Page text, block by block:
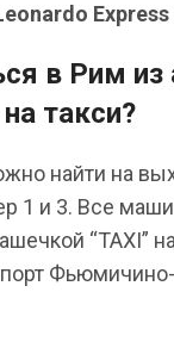
Express
в Рим из
такси?
найти на
1 и 3. Все
“TAXI”